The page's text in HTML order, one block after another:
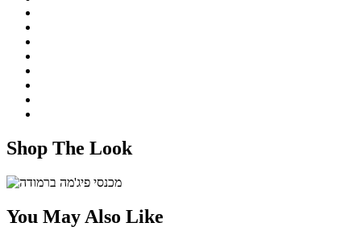
Shop The Look
You May Also Like